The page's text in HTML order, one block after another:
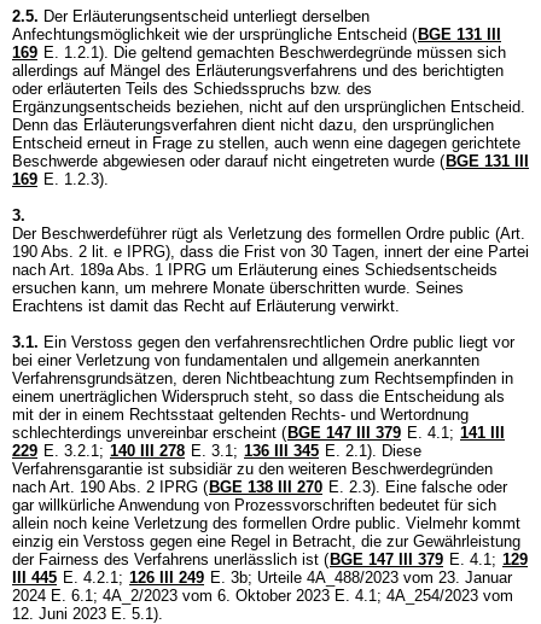
2.5. Der Erläuterungsentscheid unterliegt derselben
Anfechtungsmöglichkeit wie der ursprüngliche Entscheid ( BGE 131 III
169 E. 1.2.1). Die geltend gemachten Beschwerdegründe müssen sich
allerdings auf Mängel des Erläuterungsverfahrens und des berichtigten
oder erläuterten Teils des Schiedsspruchs bzw. des
Ergänzungsentscheids beziehen, nicht auf den ursprünglichen Entscheid.
Denn das Erläuterungsverfahren dient nicht dazu, den ursprünglichen
Entscheid erneut in Frage zu stellen, auch wenn eine dagegen gerichtete
Beschwerde abgewiesen oder darauf nicht eingetreten wurde ( BGE 131 III
169 E. 1.2.3).
3.
Der Beschwerdeführer rügt als Verletzung des formellen Ordre public (Art.
190 Abs. 2 lit. e IPRG), dass die Frist von 30 Tagen, innert der eine Partei
nach Art. 189a Abs. 1 IPRG um Erläuterung eines Schiedsentscheids
ersuchen kann, um mehrere Monate überschritten wurde. Seines
Erachtens ist damit das Recht auf Erläuterung verwirkt.
3.1. Ein Verstoss gegen den verfahrensrechtlichen Ordre public liegt vor
bei einer Verletzung von fundamentalen und allgemein anerkannten
Verfahrensgrundsätzen, deren Nichtbeachtung zum Rechtsempfinden in
einem unerträglichen Widerspruch steht, so dass die Entscheidung als
mit der in einem Rechtsstaat geltenden Rechts- und Wertordnung
schlechterdings unvereinbar erscheint ( BGE 147 III 379 E. 4.1; 141 III
229 E. 3.2.1; 140 III 278 E. 3.1; 136 III 345 E. 2.1). Diese
Verfahrensgarantie ist subsidiär zu den weiteren Beschwerdegründen
nach Art. 190 Abs. 2 IPRG ( BGE 138 III 270 E. 2.3). Eine falsche oder
gar willkürliche Anwendung von Prozessvorschriften bedeutet für sich
allein noch keine Verletzung des formellen Ordre public. Vielmehr kommt
einzig ein Verstoss gegen eine Regel in Betracht, die zur Gewährleistung
der Fairness des Verfahrens unerlässlich ist ( BGE 147 III 379 E. 4.1; 129
III 445 E. 4.2.1; 126 III 249 E. 3b; Urteile 4A_488/2023 vom 23. Januar
2024 E. 6.1; 4A_2/2023 vom 6. Oktober 2023 E. 4.1; 4A_254/2023 vom
12. Juni 2023 E. 5.1).